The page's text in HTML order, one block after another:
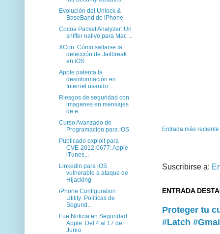
Entrada más reciente
Suscribirse a:
ENTRADA
Proteger tu
#Latch
Evolución del Unlock &
BaseBand de iPhone
Cocoa Packet Analyzer: Un
sniffer nativo para Mac ...
XCon: Cómo saltarse la
detección de Jailbreak
en iOS
Apple patenta la
desinformación en
Internet usando...
Riesgos de seguridad con
imagenes en mensajes
de e...
Curso Avanzado de
Programación para iOS
Publicado exploit para
CVE-2012-0677: Apple
iTunes...
Linkedin para iOS
vulnerable a ataque de
Hijacking
iPhone Configuration
Utility: Políticas de
Segurid...
Fue Noticia en Seguridad
Apple: Del 4 al 17 de
Junio